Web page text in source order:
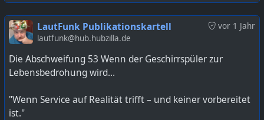
https://lautfunk.uber.space/podcast/leise-stille-001-
depression/
vor 1 Jahr
LautFunk Publikationskartell
lautfunk@hub.hubzilla.de
Die Abschweifung 53 Wenn der Geschirrspüler zur
Lebensbedrohung wird…
"Wenn Service auf Realität trifft – und keiner vorbereitet
ist."